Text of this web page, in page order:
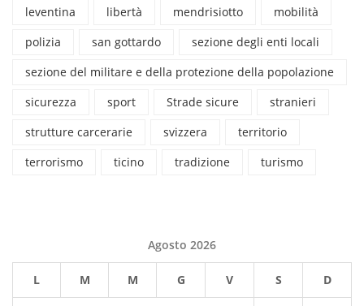
leventina
libertà mendrisiotto
mobilità
polizia
san gottardo
sezione degli enti locali
sezione del militare e della protezione della popolazione
sicurezza
sport Strade sicure
stranieri
strutture carcerarie
svizzera
territorio
terrorismo
ticino tradizione turismo
Agosto 2026
L M M G V S D